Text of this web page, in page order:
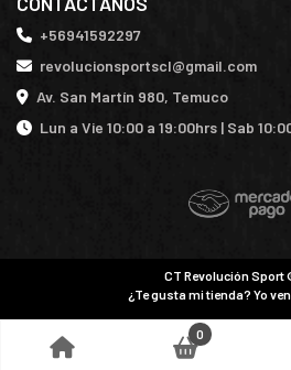
+56941592297
revolucionsportscl@gmail.com
Av. San Martín 980, Temuco
Lun a Vie 10:00 a 19:00hrs | Sab
CT Revolución Sport
¿Te gusta mi tienda? Yo
0